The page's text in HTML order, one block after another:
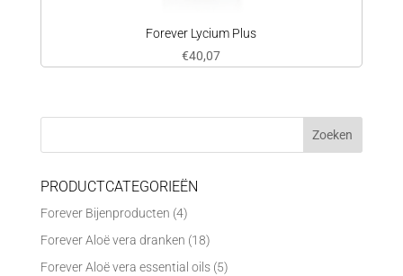
Forever Lycium Plus
€40,07
PRODUCTCATEGORIEËN
Forever Bijenproducten (4)
Forever Aloë vera dranken (18)
Forever Aloë vera essential oils (5)